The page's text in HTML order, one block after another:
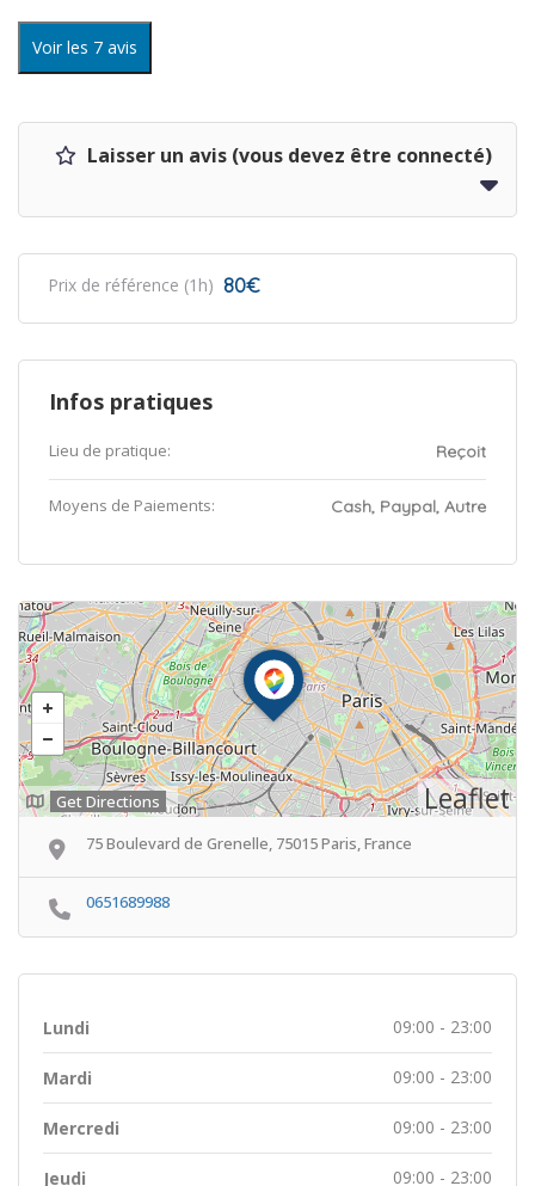
Voir les 7 avis
Laisser un avis (vous devez être connecté)
Prix de référence (1h) 80€
Infos pratiques
Lieu de pratique: Reçoit
Moyens de Paiements: Cash, Paypal, Autre
Leaflet
Get Directions
75 Boulevard de Grenelle, 75015 Paris, France
0651689988
Lundi 09:00 - 23:00
Mardi 09:00 - 23:00
Mercredi 09:00 - 23:00
Jeudi 09:00 - 23:00